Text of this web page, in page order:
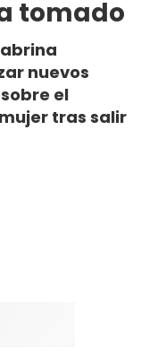
tomado
nuevos
el
tras salir